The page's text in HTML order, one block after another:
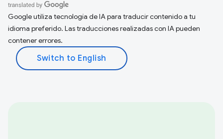
Google utiliza tecnología de IA para traducir contenido a tu
idioma preferido. Las traducciones realizadas con IA pueden
contener errores.